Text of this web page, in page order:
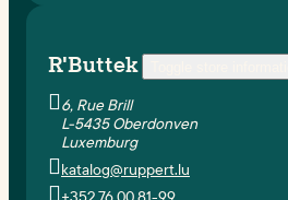
R'Buttek
6, Rue Brill
L-5435 Oberdonven
Luxemburg
katalog@ruppert.lu
